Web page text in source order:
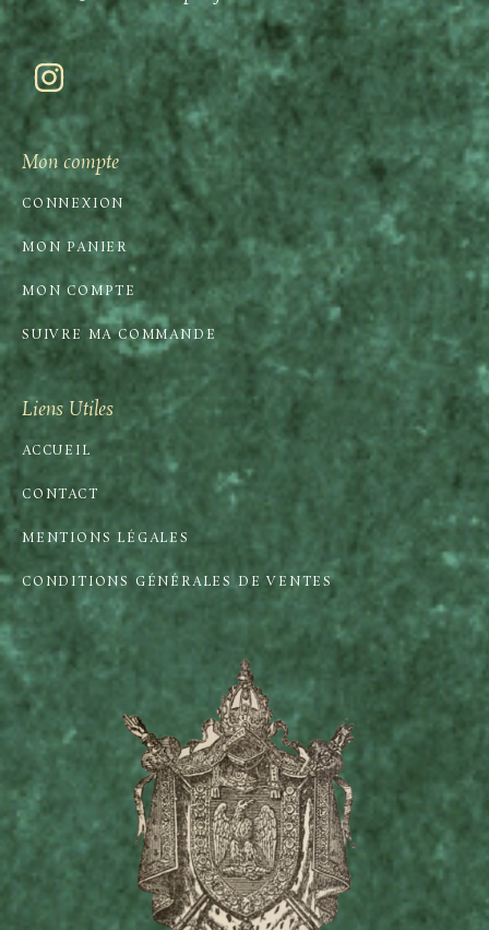
Mon compte
CONNEXION
MON PANIER
MON COMPTE
SUIVRE MA COMMANDE
Liens Utiles
ACCUEIL
CONTACT
MENTIONS LÉGALES
CONDITIONS GÉNÉRALES DE VENTES